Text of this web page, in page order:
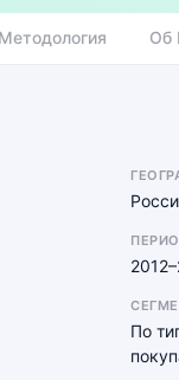
Методология Об
По